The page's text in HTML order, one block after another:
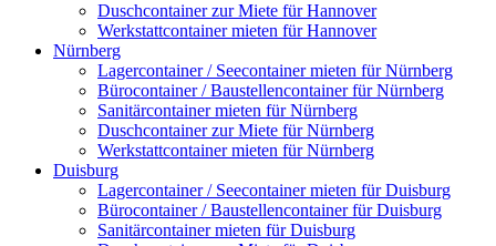
Duschcontainer zur Miete für Hannover
Werkstattcontainer mieten für Hannover
Nürnberg
Lagercontainer / Seecontainer mieten für Nürnberg
Bürocontainer / Baustellencontainer für Nürnberg
Sanitärcontainer mieten für Nürnberg
Duschcontainer zur Miete für Nürnberg
Werkstattcontainer mieten für Nürnberg
Duisburg
Lagercontainer / Seecontainer mieten für Duisburg
Bürocontainer / Baustellencontainer für Duisburg
Sanitärcontainer mieten für Duisburg